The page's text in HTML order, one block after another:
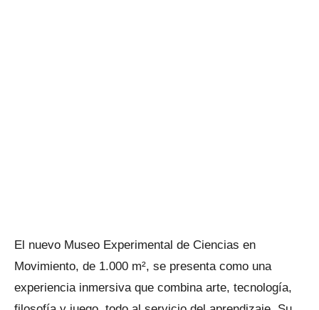
El nuevo Museo Experimental de Ciencias en
Movimiento, de 1.000 m², se presenta como una
experiencia inmersiva que combina arte, tecnología,